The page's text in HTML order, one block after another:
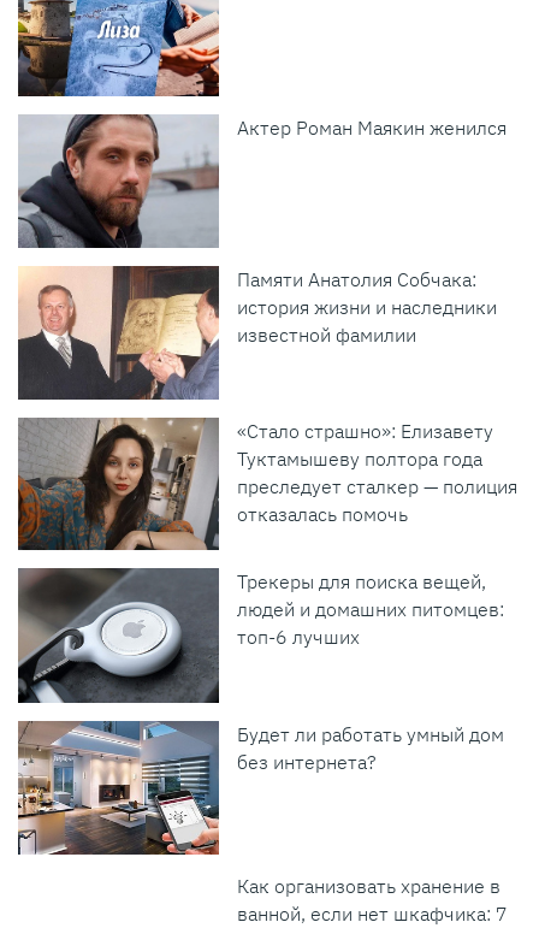
Актер Роман Маякин женился
Памяти Анатолия Собчака:
история жизни и наследники
известной фамилии
«Стало страшно»: Елизавету
Туктамышеву полтора года
преследует сталкер — полиция
отказалась помочь
Трекеры для поиска вещей,
людей и домашних питомцев:
топ-6 лучших
Будет ли работать умный дом
без интернета?
Как организовать хранение в
ванной, если нет шкафчика: 7